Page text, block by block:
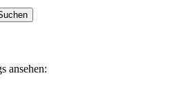
ansehen: